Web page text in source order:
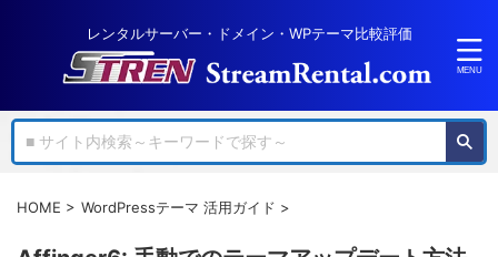
レンタルサーバー・ドメイン・WPテーマ比較評価
HOME > WordPressテーマ 活用ガイド >